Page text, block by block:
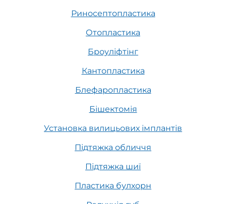
Риносептопластика
Отопластика
Броуліфтінг
Кантопластика
Блефаропластика
Бішектомія
Установка вилицьових імплантів
Підтяжка обличчя
Підтяжка шиї
Пластика булхорн